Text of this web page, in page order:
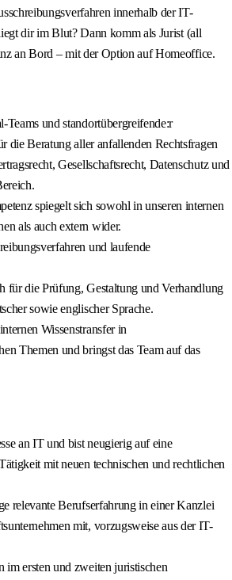
innerhalb der IT-
dir im Blut? Dann komm als Jurist (all
an Bord – mit der Option auf Homeoffice.
Teams und standortübergreifende:r
die Beratung aller anfallenden Rechtsfragen
Gesellschaftsrecht, Datenschutz und
spiegelt sich sowohl in unseren internen
als auch extern wider.
und laufende
für die Prüfung, Gestaltung und Verhandlung
sowie englischer Sprache.
Wissenstransfer in
Themen und bringst das Team auf das
an IT und bist neugierig auf eine
mit neuen technischen und rechtlichen
relevante Berufserfahrung in einer Kanzlei
mit, vorzugsweise aus der IT-
im ersten und zweiten juristischen